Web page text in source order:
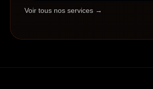
Voir tous nos services →